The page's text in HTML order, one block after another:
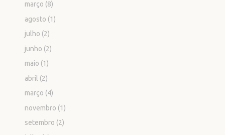
março (8)
agosto (1)
julho (2)
junho (2)
maio (1)
abril (2)
março (4)
novembro (1)
setembro (2)